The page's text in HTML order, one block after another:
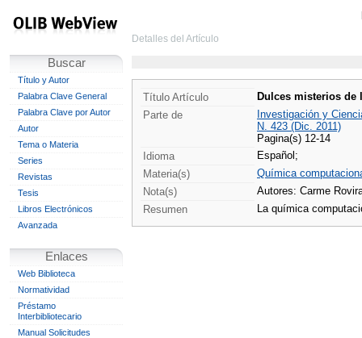
Buscar
Título y Autor
Palabra Clave General
Palabra Clave por Autor
Autor
Tema o Materia
Series
Revistas
Tesis
Libros Electrónicos
Avanzada
Enlaces
Web Biblioteca
Normatividad
Préstamo
Interbibliotecario
Manual Solicitudes
Detalles del Artículo
Título Artículo
Dulces misterios de
Parte de
Investigación y
N. 423 (Dic. 2011)
Pagina(s) 12-14
Idioma
Español;
Materia(s)
Química
Nota(s)
Autores: Carme
Resumen
La química